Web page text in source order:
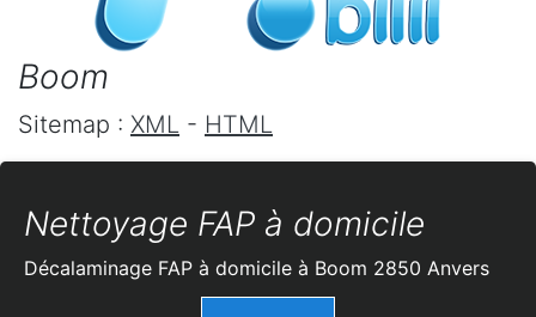
Boom
Sitemap : XML - HTML
Nettoyage FAP à domicile
Décalaminage FAP à domicile à Boom 2850 Anvers